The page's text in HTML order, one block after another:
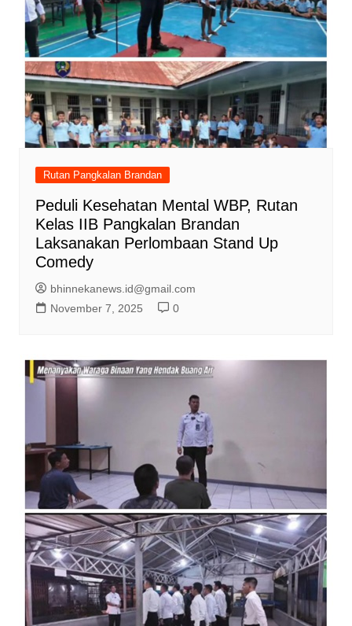
Rutan Pangkalan Brandan
Peduli Kesehatan Mental WBP, Rutan
Kelas IIB Pangkalan Brandan
Laksanakan Perlombaan Stand Up
Comedy
bhinnekanews.id@gmail.com
November 7, 2025
0